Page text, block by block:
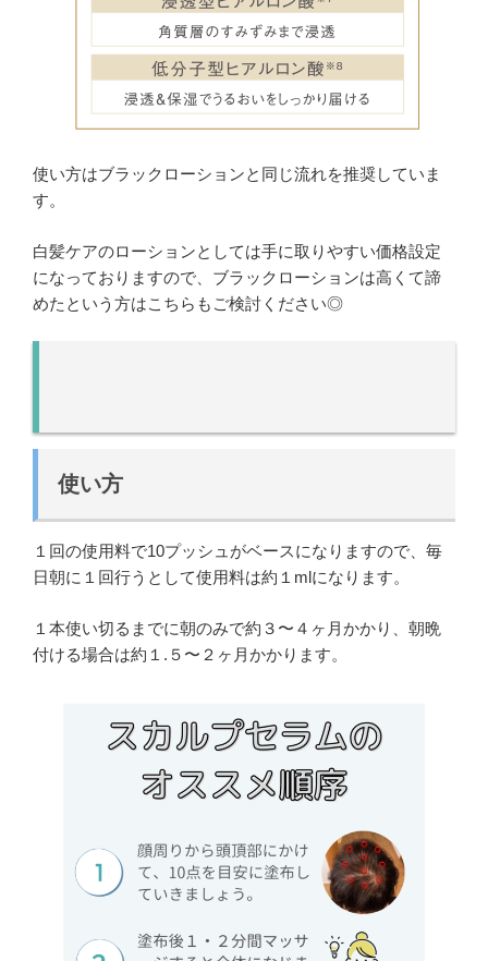
使い方はブラックローションと同じ流れを推奨していま
す。
白髪ケアのローションとしては手に取りやすい価格設定
になっておりますので、ブラックローションは高くて諦
めたという方はこちらもご検討ください◎
使い方
１回の使用料で10プッシュがベースになりますので、毎
日朝に１回行うとして使用料は約１mlになります。
１本使い切るまでに朝のみで約３〜４ヶ月かかり、朝晩
付ける場合は約１.５〜２ヶ月かかります。